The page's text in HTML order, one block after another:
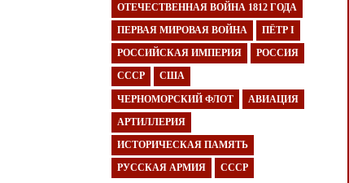
ОТЕЧЕСТВЕННАЯ ВОЙНА 1812 ГОДА
ПЕРВАЯ МИРОВАЯ ВОЙНА ПЁТР I
РОССИЙСКАЯ ИМПЕРИЯ РОССИЯ
СССР США
ЧЕРНОМОРСКИЙ ФЛОТ АВИАЦИЯ
АРТИЛЛЕРИЯ
ИСТОРИЧЕСКАЯ ПАМЯТЬ
РУССКАЯ АРМИЯ СССР